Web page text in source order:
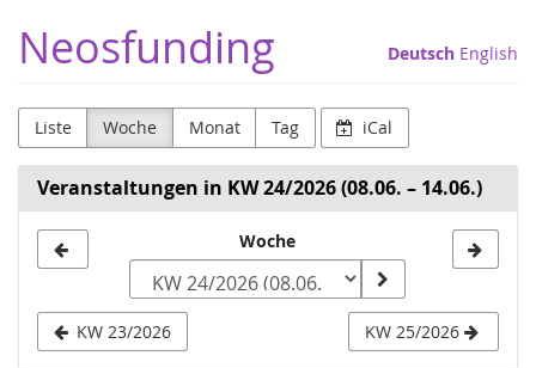
Haupt-
Inhalt
Neosfunding Deutsch English
Liste Woche Monat Tag iCal
Veranstaltungen in KW 24/2026 (08.06. – 14.06.)
zur
Anzeige
auswählen
Woche
KW 23/2026 KW 25/2026